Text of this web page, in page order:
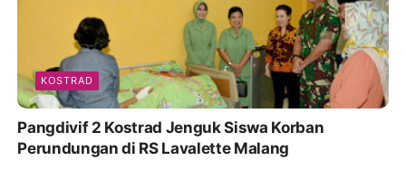
KOSTRAD
Pangdivif 2 Kostrad Jenguk Siswa Korban
Perundungan di RS Lavalette Malang